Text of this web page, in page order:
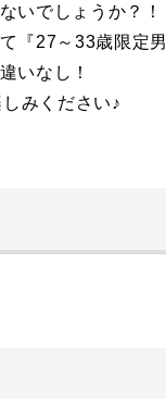
いでしょうか？！
『27～33歳限定
いなし！
みください♪